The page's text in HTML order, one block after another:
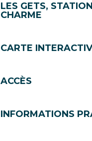
LES GETS,
CHARME
CARTE
ACCÈS
INFORMATIONS